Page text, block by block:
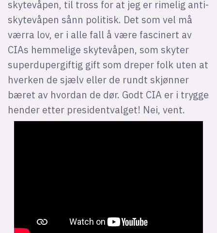
skytevåpen, til tross for at jeg er rimelig anti-
skytevåpen sånn politisk. Det som vel må
værra lov, er i alle fall å være fascinert av
CIAs hemmelige skytevåpen, som skyter
superdupergiftig gift som dreper folk uten at
hverken de sjælv eller de rundt skjønner
bæret av hvordan de dør. Godt CIA er i trygge
hender etter presidentvalget! Nei, vent.